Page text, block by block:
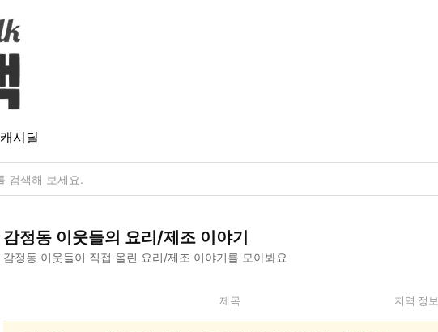
캐시딜
감정동 이웃들의 요리/제조 이야기
감정동 이웃들이 직접 올린 요리/제조 이야기를 모아봐요
동
제목 지역 정보